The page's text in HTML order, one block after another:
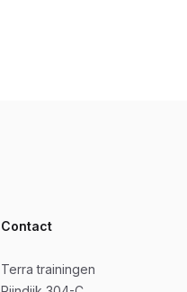
Contact
Terra trainingen